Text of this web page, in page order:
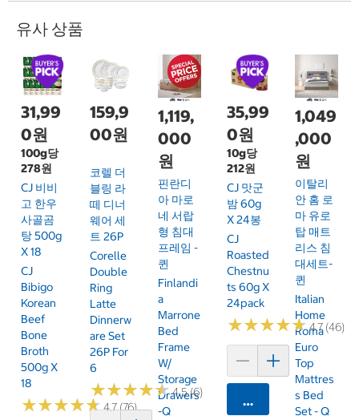
유사 상품
31,99
0원
100g당
278원
CJ 비비
고 한우
사골곰
탕 500g
X 18
CJ
Bibigo
Korean
Beef
Bone
Broth
500g X
18
★★★★★
★★★★★4.7 (76)
159,9
00원
코렐 더
블링 라
떼 디너
웨어 세
트 26P
Corelle
Double
Ring
Latte
Dinnerw
Are Set
26P For
6
★★★★★
★★★★★4.5 (6)
1,119,
000
원
핀란디
아 마로
네 서랍
형 침대
프레임 -
퀸
Finlandi
A
Marrone
Bed
Frame
W/
Storage
Drawers
-Q
35,99
0원
10g당
212원
CJ 맛군
밤 60g
X 24봉
CJ
Roasted
Chestnu
Ts 60g X
24pack
★★★★★
★★★★★4.7 (46)
카트에 담기
1,049
,000
원
이탈리
안 홈 로
마 유로
탑 매트
리스 침
대세트-
퀸
Italian
Home
Roma
Euro
Top
Mattres
S Bed
Set - Q